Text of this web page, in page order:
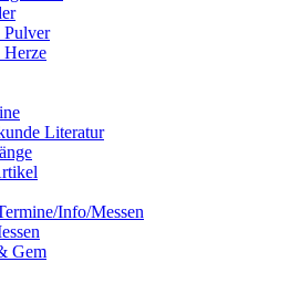
Pulver
Herze
Literatur
Info/Messen
Gem